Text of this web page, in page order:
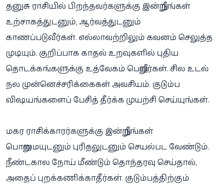
தனுசு ராசியில் பிறந்தவர்களுக்கு இன்று நீங்கள்
உற்சாகத்துடனும், ஆர்வத்துடனும்
காணப்படுவீர்கள். எல்லாவற்றிலும் கவனம் செலுத்த
முடியும். குறிப்பாக காதல் உறவுகளில் புதிய
தொடக்கங்களுக்கு உத்வேகம் பெறுவீர்கள். சில உடல்
நல முன்னெச்சரிக்கைகள் அவசியம். குடும்ப
விஷயங்களைப் பேசித் தீர்க்க முயற்சி செய்யுங்கள்.
மகர ராசிக்காரர்களுக்கு இன்று நீங்கள்
பொறுமையுடனும் புரிதலுடனும் செயல்பட வேண்டும்.
நீண்டகால நோய் மீண்டும் தொந்தரவு செய்தால்,
அதைப் புறக்கணிக்காதீர்கள். குடும்பத்திற்கும்